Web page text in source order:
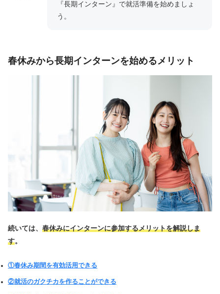
『長期インターン』で就活準備を始めましょ
う。
春休みから長期インターンを始めるメリット
続いては、 春休みにインターンに参加するメリットを解説しま
す。
①春休み期間を有効活用できる
②就活のガクチカを作ることができる